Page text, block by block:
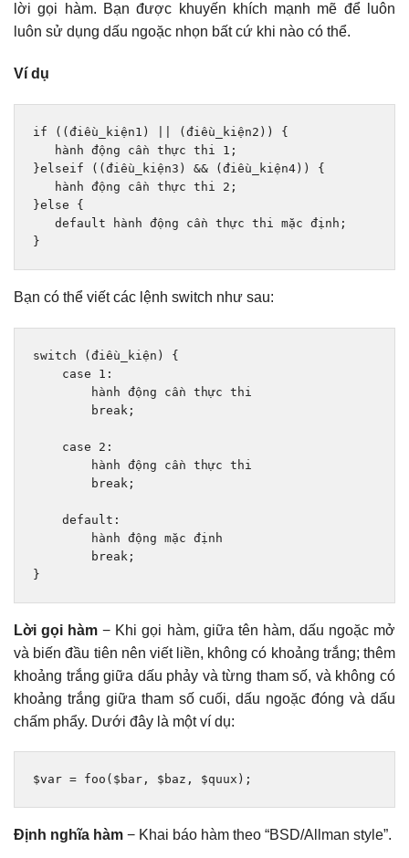
lời gọi hàm. Bạn được khuyến khích mạnh mẽ để luôn
luôn sử dụng dấu ngoặc nhọn bất cứ khi nào có thể.
Ví dụ
if ((điều_kiện1 ) (điều_kiện2 ))
{
   hành động cần thực thi 1
;
}elseif ((điều_kiện3 ) && (điều_kiện4 ))
{
   hành động cần thực thi 2
;
}else
{
default hành động cần thực thi mặc định ;
}
Bạn có thể viết các lệnh switch như sau:
switch (đi ều_ki ện )
{
case
1 :
        h
ành động cần thực thi
break ;
case 2 :
        h
ành động cần thực thi
break ;
default :
        h
ành động mặc đị nh
break ;
}
Lời gọi hàm − Khi gọi hàm, giữa tên hàm, dấu ngoặc mở
và biến đầu tiên nên viết liền, không có khoảng trắng; thêm
khoảng trắng giữa dấu phảy và từng tham số, và không có
khoảng trắng giữa tham số cuối, dấu ngoặc đóng và dấu
chấm phẩy. Dưới đây là một ví dụ:
$var = foo ( $bar , $baz , $quux );
Định nghĩa hàm − Khai báo hàm theo “BSD/Allman style”.